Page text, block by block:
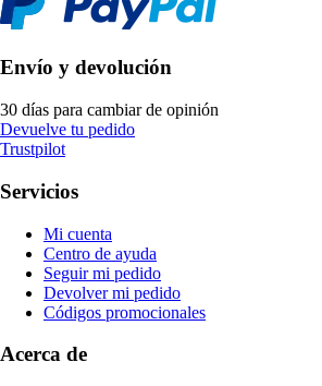
Envío y devolución
30 días para cambiar de opinión
Devuelve tu pedido
Trustpilot
Servicios
Mi cuenta
Centro de ayuda
Seguir mi pedido
Devolver mi pedido
Códigos promocionales
Acerca de